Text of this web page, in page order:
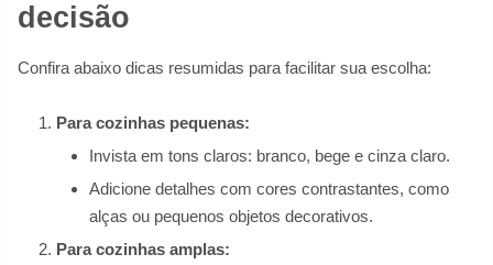
decisão
Confira abaixo dicas resumidas para facilitar sua escolha:
Para cozinhas pequenas:
Invista em tons claros: branco, bege e cinza claro.
Adicione detalhes com cores contrastantes, como
alças ou pequenos objetos decorativos.
Para cozinhas amplas: